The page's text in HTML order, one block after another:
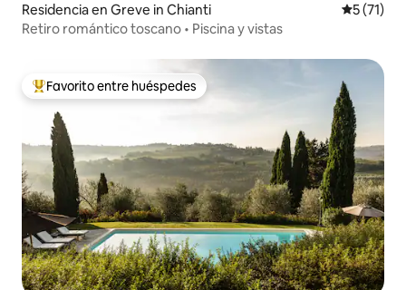
Residencia en Greve in Chianti
5 (71)
Retiro romántico toscano • Piscina y vistas
De los mejores en Favorito entre huéspedes
Favorito entre huéspedes